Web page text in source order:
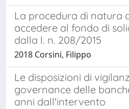
La procedura di natura
accedere al fondo di
dalla l. n. 208/2015
2018 Corsini, Filippo
Le disposizioni di
governance delle
anni dall'intervento